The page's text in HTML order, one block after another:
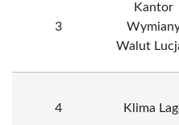
3
Kantor
Walut
4 Klima